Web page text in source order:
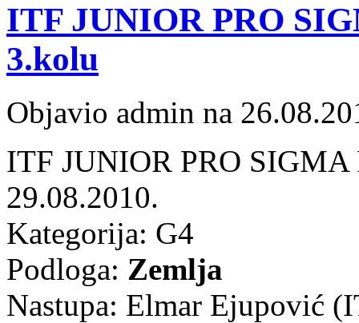
ITF JUNIOR PRO
3.kolu
Objavio admin na
ITF JUNIOR PRO SIGMA
29.08.2010.
Kategorija: G4
Podloga: Zemlja
Nastupa: Elmar Ejupović